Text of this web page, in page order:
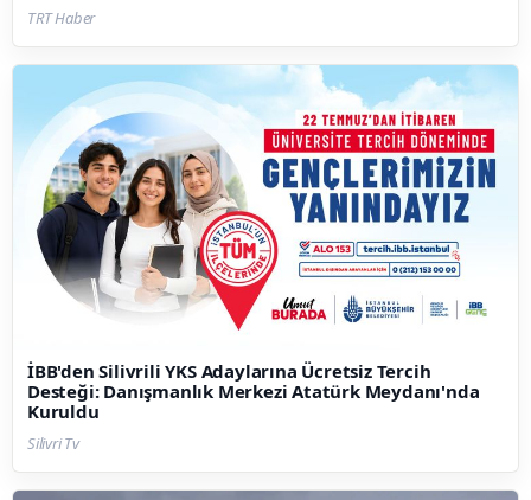
TRT Haber
İBB'den Silivrili YKS Adaylarına Ücretsiz Tercih
Desteği: Danışmanlık Merkezi Atatürk Meydanı'nda
Kuruldu
Silivri Tv